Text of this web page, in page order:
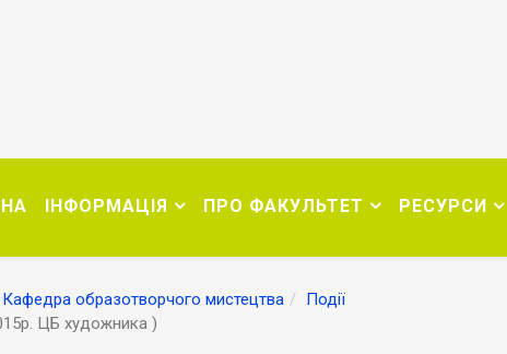
ІНФОРМАЦІЯ ПРО ФАКУЛЬТЕТ РЕСУРСИ
Кафедра образотворчого мистецтва
Події
ЦБ художника )